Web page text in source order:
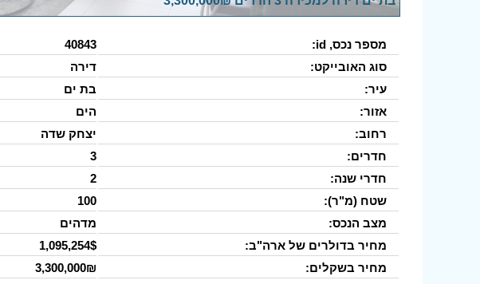
מספר נכס, id:
40843
סוג האובייקט:
דירה
עיר:
בת ים
אזור:
הים
רחוב:
יצחק שדה
חדרים:
3
חדרי שנה:
2
שטח (מ"ר):
100
מצב הנכס:
מדהים
מחיר בדולרים של ארה"ב:
1,095,254$
מחיר בשקלים:
3,300,000₪